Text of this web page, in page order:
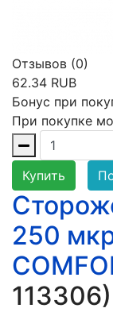
Отзывов (0)
62.34 RUB
Бонус при
При покупке
Купить
250
113306)